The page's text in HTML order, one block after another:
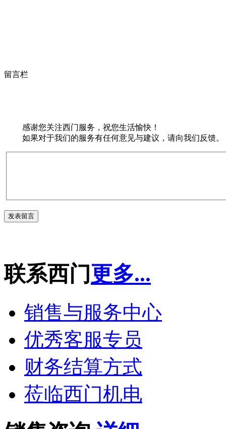
留言栏
感谢您关注西门服务，祝您生活愉快！
如果对于我们的服务有任何意见与建议，请向我们反馈。
联系西门 更多...
销售与服务中心
优秀客服专员
财务结算方式
莅临西门机电